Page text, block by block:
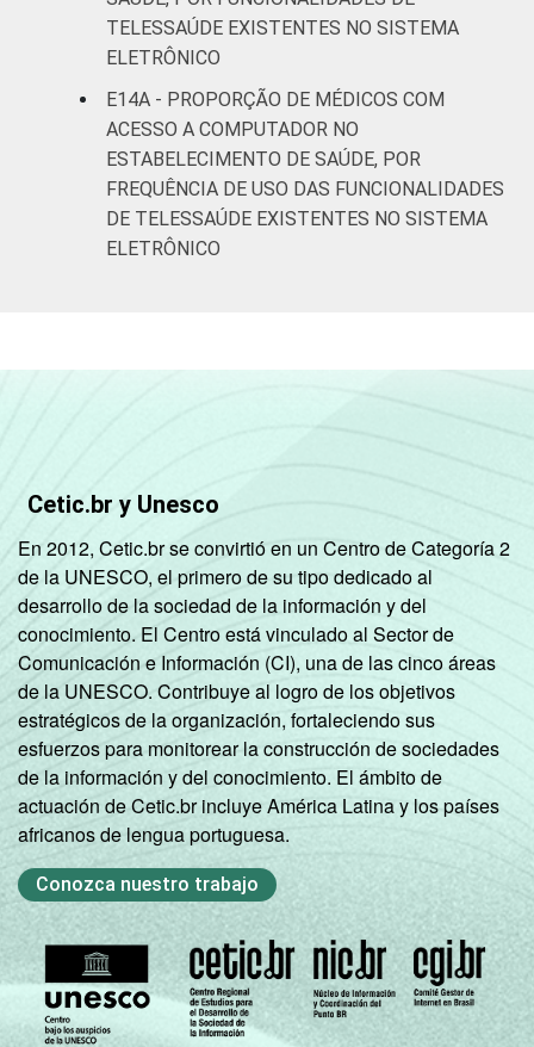
TELESSAÚDE EXISTENTES NO SISTEMA
ELETRÔNICO
E14A - PROPORÇÃO DE MÉDICOS COM
ACESSO A COMPUTADOR NO
ESTABELECIMENTO DE SAÚDE, POR
FREQUÊNCIA DE USO DAS FUNCIONALIDADES
DE TELESSAÚDE EXISTENTES NO SISTEMA
ELETRÔNICO
Cetic.br y Unesco
En 2012, Cetic.br se convirtió en un Centro de Categoría 2
de la UNESCO, el primero de su tipo dedicado al
desarrollo de la sociedad de la información y del
conocimiento. El Centro está vinculado al Sector de
Comunicación e Información (CI), una de las cinco áreas
de la UNESCO. Contribuye al logro de los objetivos
estratégicos de la organización, fortaleciendo sus
esfuerzos para monitorear la construcción de sociedades
de la información y del conocimiento. El ámbito de
actuación de Cetic.br incluye América Latina y los países
africanos de lengua portuguesa.
Conozca nuestro trabajo